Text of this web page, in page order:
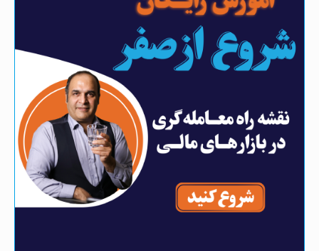
معاملات شرطی فارکس چیست؟ ثبت سفارش شرطی
در متاتریدر + فیلم
فیلم
بروکر فارکس GTCfx با خدمات ویژه برای ایرانیان
بروکر vt مارکت (vt Markets) با خدمات ویژه برای